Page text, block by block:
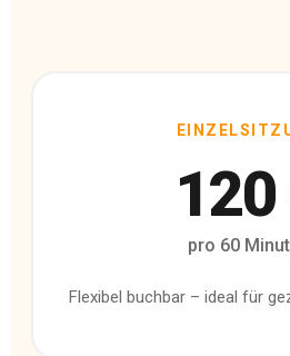
pro 60
Flexibel buchbar – ideal für